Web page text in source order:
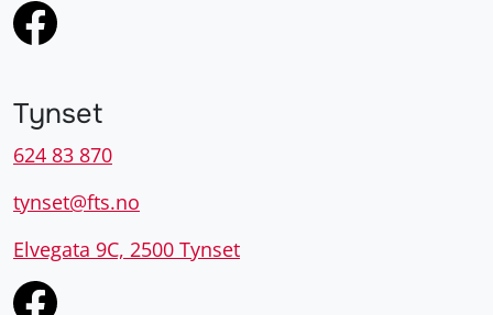
Tynset
624 83 870
tynset@fts.no
Elvegata 9C, 2500 Tynset